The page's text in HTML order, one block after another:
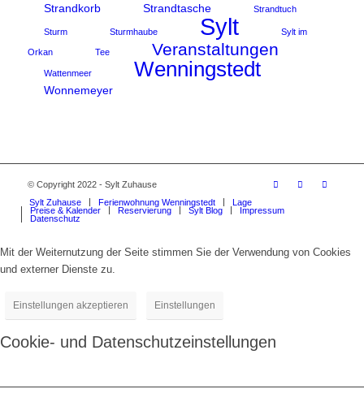
Strandkorb Strandtasche Strandtuch
Sturm Sturmhaube Sylt Sylt im
Orkan Tee Veranstaltungen
Wattenmeer Wenningstedt
Wonnemeyer
© Copyright 2022 - Sylt Zuhause
Sylt Zuhause
Ferienwohnung Wenningstedt
Lage
Preise & Kalender
Reservierung Sylt Blog
Impressum
Datenschutz
Mit der Weiternutzung der Seite stimmen Sie der Verwendung von Cookies
und externer Dienste zu.
Einstellungen akzeptieren Einstellungen
Cookie- und Datenschutzeinstellungen